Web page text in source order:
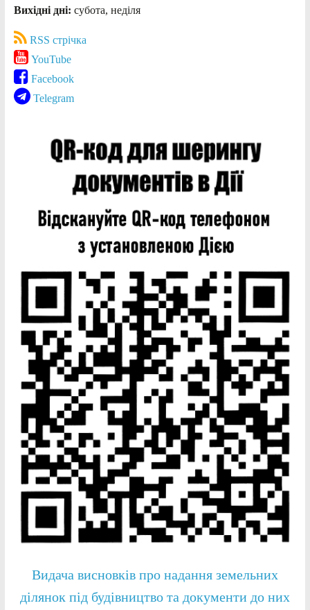
Вихідні дні: субота, неділя
RSS стрічка
YouTube
Facebook
Telegram
Видача висновків про надання земельних
ділянок під будівництво та документи до них